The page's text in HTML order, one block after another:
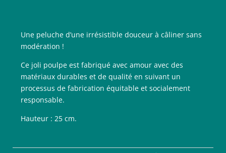
Une peluche d’une irrésistible douceur à câliner sans
modération !
Ce joli poulpe est fabriqué avec amour avec des
matériaux durables et de qualité en suivant un
processus de fabrication équitable et socialement
responsable.
Hauteur : 25 cm.